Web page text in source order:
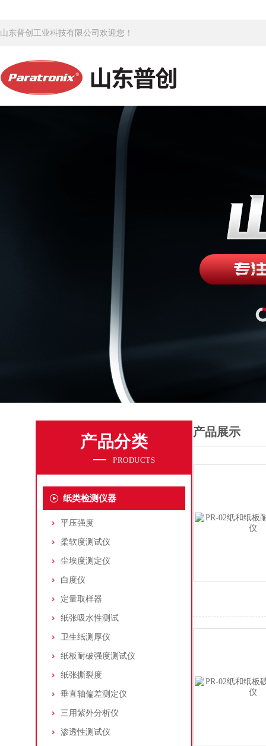
山东普创工业科技有限公司欢迎您！
产品分类
PRODUCTS
纸类检测仪器
平压强度
柔软度测试仪
尘埃度测定仪
白度仪
定量取样器
纸张吸水性测试
卫生纸测厚仪
纸板耐破强度测试仪
纸张撕裂度
垂直轴偏差测定仪
三用紫外分析仪
渗透性测试仪
产品展示